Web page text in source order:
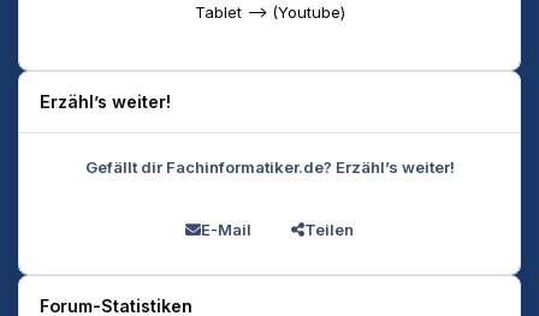
Tablet --> (Youtube)
Erzähl’s weiter!
Gefällt dir Fachinformatiker.de? Erzähl’s weiter!
E-Mail Teilen
Forum-Statistiken